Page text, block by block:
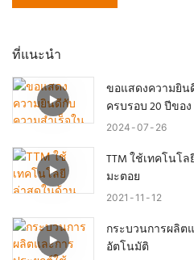
ที่แนะนำ
ขอแสดงความยิน
ครบรอบ 20 ปีของ
2024 07 26
TTM ใช้เทคโนโ
มะตอย
2021 11 12
กระบวนการผลิต
อัตโนมัติ